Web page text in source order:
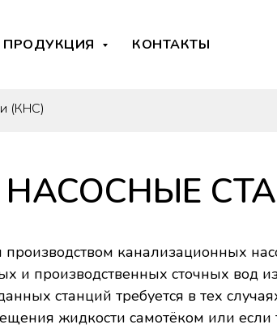
ПРОДУКЦИЯ КОНТАКТЫ
(КНС)
канализационных
и производственных сточных вод
станций требуется в тех
жидкости самотёком или если